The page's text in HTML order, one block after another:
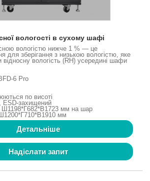
вологості в сухому шафі
вологістю нижче 1 % — це
для зберігання з низькою вологістю, яке
відносну вологість (RH) усередині шафи
6 Pro
по висоті
ESD-захищений
Ш1198*Г682*В1723 мм на шар
мм
Детальніше
Надіслати запит